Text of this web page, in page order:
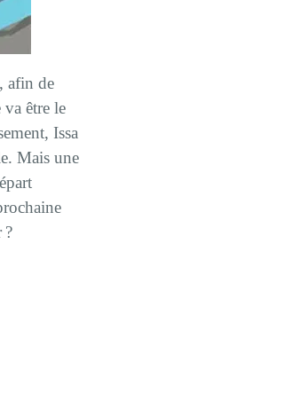
afin de
être le
Issa
Mais une
?